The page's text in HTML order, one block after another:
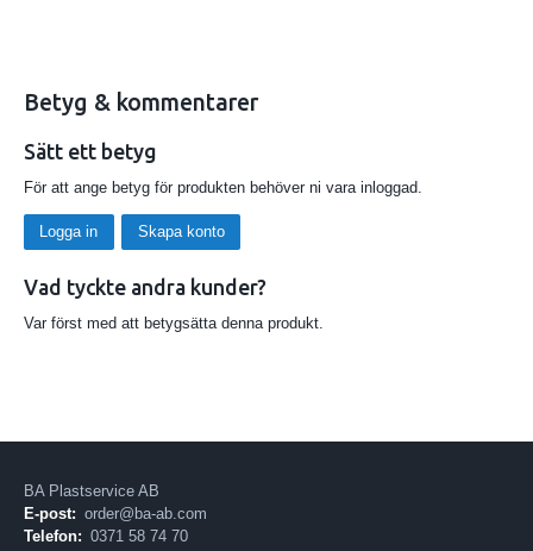
Betyg & kommentarer
Sätt ett betyg
För att ange betyg för produkten behöver ni vara inloggad.
Logga in Skapa konto
Vad tyckte andra kunder?
Var först med att betygsätta denna produkt.
BA Plastservice AB
E-post: order@ba-ab.com
Telefon: 0371 58 74 70